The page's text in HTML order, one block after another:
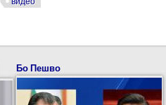
Бо Пешво